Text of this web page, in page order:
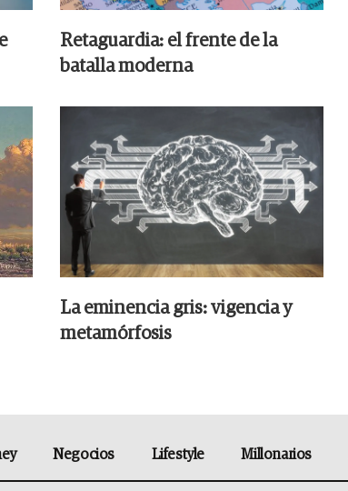
Retaguardia: el frente de la
batalla moderna
La eminencia gris: vigencia y
metamórfosis
Negocios Lifestyle Millonarios